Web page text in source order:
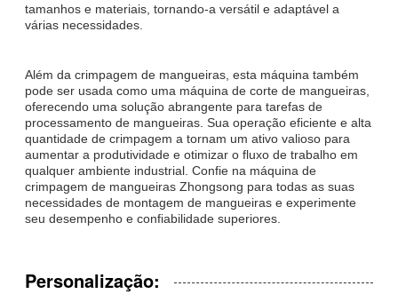
tamanhos e materiais, tornando-a versátil e adaptável a
várias necessidades.
Além da crimpagem de mangueiras, esta máquina também
pode ser usada como uma máquina de corte de mangueiras,
oferecendo uma solução abrangente para tarefas de
processamento de mangueiras. Sua operação eficiente e alta
quantidade de crimpagem a tornam um ativo valioso para
aumentar a produtividade e otimizar o fluxo de trabalho em
qualquer ambiente industrial. Confie na máquina de
crimpagem de mangueiras Zhongsong para todas as suas
necessidades de montagem de mangueiras e experimente
seu desempenho e confiabilidade superiores.
Personalização: